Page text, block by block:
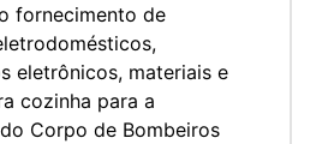
fornecimento de
eletrônicos, materiais e
cozinha para a
Corpo de Bombeiros